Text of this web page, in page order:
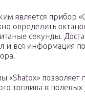
является прибор
определить
секунды.
и вся информация
«Shatox» позволяет
топлива в полевых